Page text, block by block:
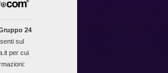
24
sul
per cui